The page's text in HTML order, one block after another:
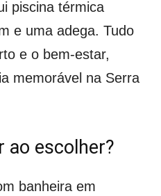
piscina térmica
e uma adega. Tudo
e o bem-estar,
memorável na Serra
ao escolher?
banheira em